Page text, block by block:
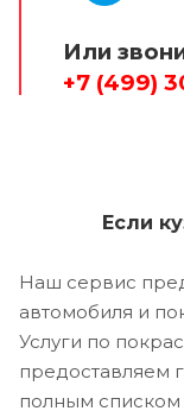
Или
+7 (499)
Если
Наш сервис
автомобиля и
Услуги по
предоставляем
полным списком